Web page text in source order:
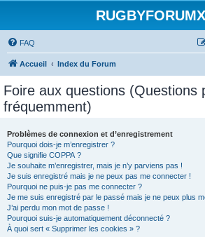
FAQ
Accueil Index du Forum
Foire aux questions (Questions
fréquemment)
Problèmes de connexion et d’enregistrement
Pourquoi dois-je m’enregistrer ?
Que signifie COPPA ?
Je souhaite m’enregistrer, mais je n’y parviens pas !
Je suis enregistré mais je ne peux pas me connecter !
Pourquoi ne puis-je pas me connecter ?
Je me suis enregistré par le passé mais je ne peux plus
J’ai perdu mon mot de passe !
Pourquoi suis-je automatiquement déconnecté ?
À quoi sert « Supprimer les cookies » ?